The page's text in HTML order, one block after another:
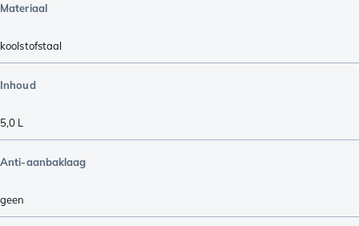
Materiaal
koolstofstaal
Inhoud
5,0 L
Anti-aanbaklaag
geen